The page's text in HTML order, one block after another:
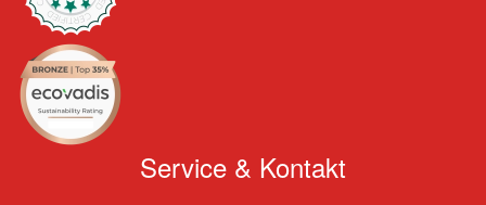
Service & Kontakt